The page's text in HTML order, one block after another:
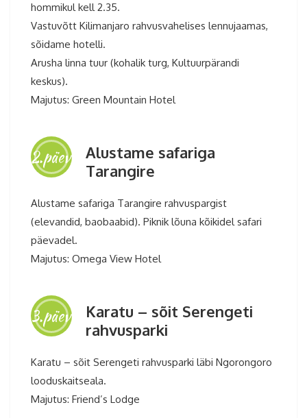
hommikul kell 2.35.
Vastuvõtt Kilimanjaro rahvusvahelises lennujaamas,
sõidame hotelli.
Arusha linna tuur (kohalik turg, Kultuurpärandi
keskus).
Majutus: Green Mountain Hotel
2.päev
Alustame safariga
Tarangire
Alustame safariga Tarangire rahvuspargist
(elevandid, baobaabid). Piknik lõuna kõikidel safari
päevadel.
Majutus: Omega View Hotel
3.päev
Karatu – sõit Serengeti
rahvusparki
Karatu – sõit Serengeti rahvusparki läbi Ngorongoro
looduskaitseala.
Majutus: Friend’s Lodge